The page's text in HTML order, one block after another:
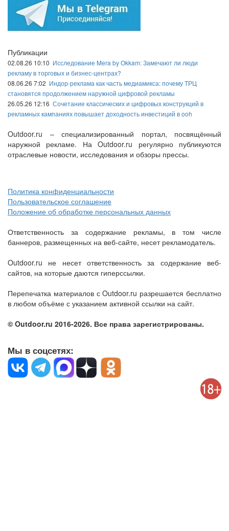
Публикации
02.08.26 10:10 Исследование Mera by Okkam: Замечают ли люди
рекламу в торговых и бизнес-центрах?
08.06.26 7:02 Индор-реклама как часть медиамикса: почему ТРЦ
становятся продолжением наружной цифровой рекламы
26.05.26 12:16 Сочетание классических и цифровых конструкций в
рекламных кампаниях повышает доходность инвестиций в ooh
Outdoor.ru – специализированный портал, посвящённый
наружной рекламе. На Outdoor.ru регулярно публикуются
отраслевые новости, исследования и обзоры прессы.
Политика конфиденциальности
Пользовательское соглашение
Положение об обработке персональных данных
Ответственность за содержание рекламы, в том числе
баннеров, размещенных на веб-сайте, несет рекламодатель.
Outdoor.ru не несет ответственность за содержание веб-
сайтов, на которые даются гиперссылки.
Перепечатка материалов с Outdoor.ru разрешается бесплатно
в любом объёме с указанием активной ссылки на сайт.
© Outdoor.ru 2016-2026. Все права зарегистрированы.
Мы в соцсетях: